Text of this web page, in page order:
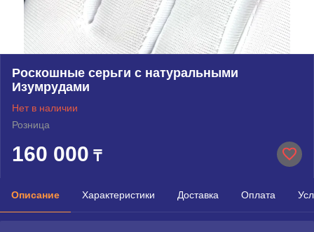
Роскошные серьги с натуральными
Изумрудами
Нет в наличии
Розница
160 000 ₸
Описание Характеристики Доставка Оплата